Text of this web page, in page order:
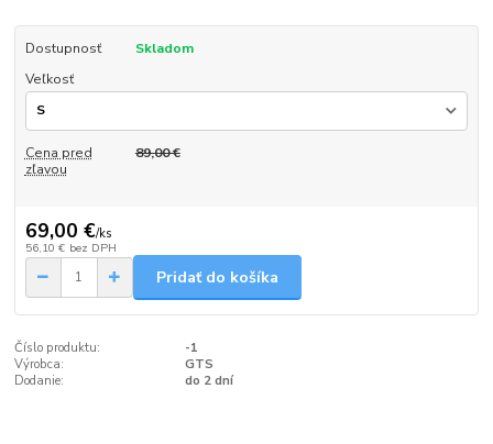
Dostupnosť
Skladom
Veľkosť
Cena pred
zľavou
89,00 €
69,00 €/ks
56,10 € bez DPH
Pridať do košíka
Číslo produktu:
-1
Výrobca:
GTS
Dodanie:
do 2 dní